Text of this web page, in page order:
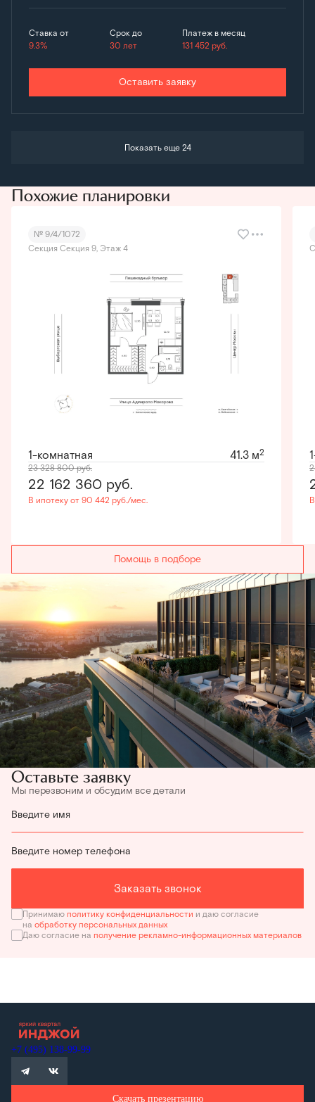
Ставка от
9.3%
Срок до
30 лет
Платеж в месяц
131 452руб.
Оставить заявку
Показать еще 24
Похожие планировки
№ 9/4/1072
Секция Секция 9, Этаж 4
1-комнатная 41.3 м2
23 328 800руб.
22 162 360 руб.
В ипотеку от 90 442 руб./мес.
Помощь в подборе
Оставьте заявку
Мы перезвоним и обсудим все детали
Введите имя
Введите номер телефона
Заказать звонок
Принимаю политику конфиденциальности и даю согласие
на обработку персональных данных
Даю согласие на получение рекламно-информационных материалов
+7 (495) 138-99-99
Скачать презентацию